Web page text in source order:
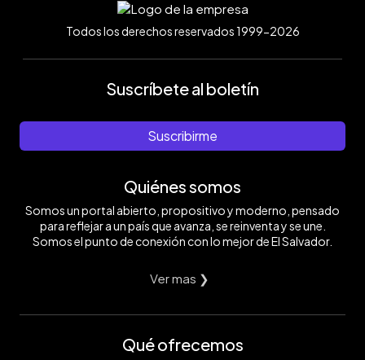
Todos los derechos reservados 1999-2026
Suscríbete al boletín
Suscribirme
Quiénes somos
Somos un portal abierto, propositivo y moderno, pensado
para reflejar a un país que avanza, se reinventa y se une.
Somos el punto de conexión con lo mejor de El Salvador.
Ver mas ❯
Qué ofrecemos